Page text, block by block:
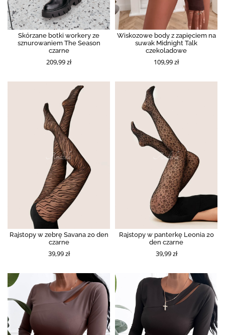
Skórzane botki workery ze
sznurowaniem The Season
czarne
209,99 zł
Wiskozowe body z zapięciem na
suwak Midnight Talk
czekoladowe
109,99 zł
Rajstopy w zebrę Savana 20 den
czarne
39,99 zł
Rajstopy w panterkę Leonia 20
den czarne
39,99 zł